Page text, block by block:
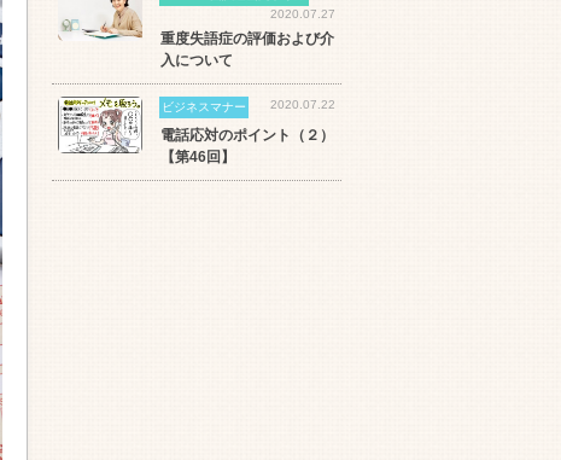
2020.07.27
重度失語症の評価および介
入について
ビジネスマナー 2020.07.22
電話応対のポイント（２）
【第46回】